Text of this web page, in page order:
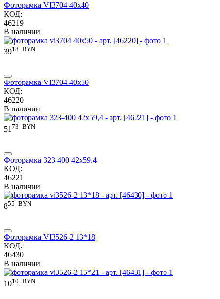
Фоторамка VI3704 40x40
КОД:
46219
В наличии
3918 BYN
Фоторамка VI3704 40x50
КОД:
46220
В наличии
51 73 BYN
Фоторамка 323-400 42x59,4
КОД:
46221
В наличии
855 BYN
Фоторамка VI3526-2 13*18
КОД:
46430
В наличии
1010 BYN